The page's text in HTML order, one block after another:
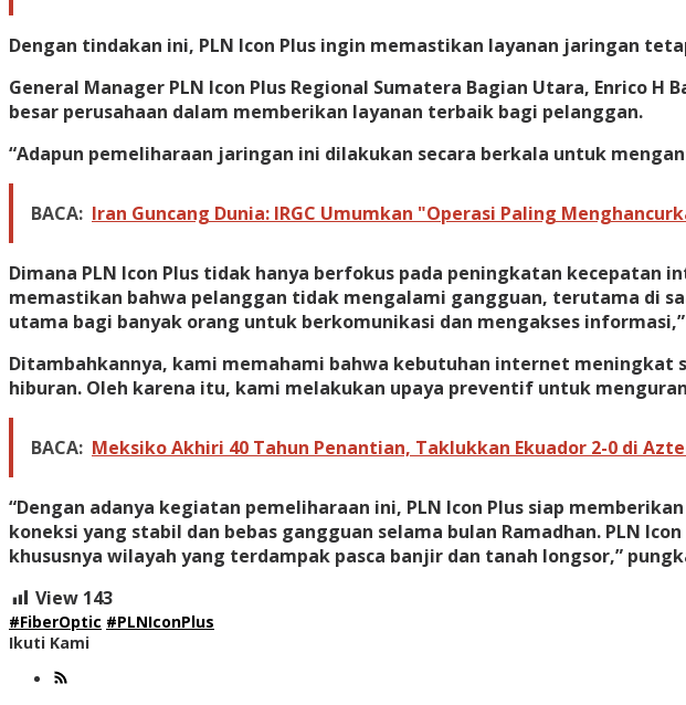
Dengan tindakan ini, PLN Icon Plus ingin memastikan layanan jaringan
General Manager PLN Icon Plus Regional Sumatera Bagian Utara, Enrico
besar perusahaan dalam memberikan layanan terbaik bagi pelanggan.
“Adapun pemeliharaan jaringan ini dilakukan secara berkala untuk
BACA: Iran Guncang Dunia: IRGC Umumkan "Operasi Paling
Dimana PLN Icon Plus tidak hanya berfokus pada peningkatan
memastikan bahwa pelanggan tidak mengalami gangguan, terutama di
utama bagi banyak orang untuk berkomunikasi dan mengakses
Ditambahkannya, kami memahami bahwa kebutuhan internet
hiburan. Oleh karena itu, kami melakukan upaya preventif untuk
BACA: Meksiko Akhiri 40 Tahun Penantian, Taklukkan Ekuador 2-0 di
“Dengan adanya kegiatan pemeliharaan ini, PLN Icon Plus siap
koneksi yang stabil dan bebas gangguan selama bulan Ramadhan. PLN
khususnya wilayah yang terdampak pasca banjir dan tanah longsor,”
View 143
#FiberOptic #PLNIconPlus
Ikuti Kami